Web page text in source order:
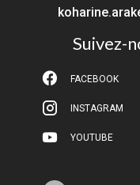
Suivez-
FACEBOOK
INSTAGRAM
YOUTUBE